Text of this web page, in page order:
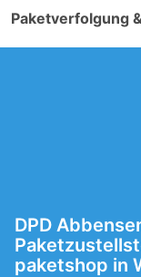
Paketverfolgung
DPD
paketshop in